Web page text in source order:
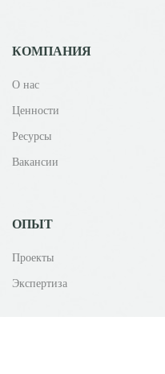
КОМПАНИЯ
О нас
Ценности
Ресурсы
Вакансии
ОПЫТ
Проекты
Экспертиза